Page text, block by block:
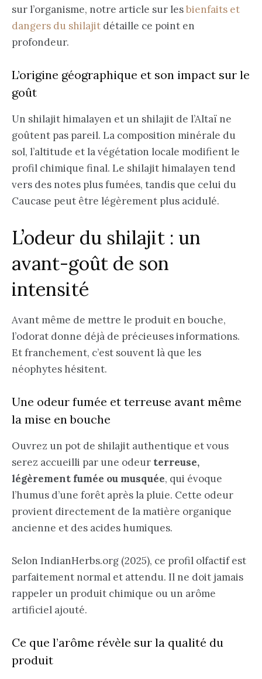
sur l’organisme, notre article sur lesbienfaits et
dangers du shilajit détaille ce point en
profondeur.
L’origine géographique et son impact sur le
goût
Un shilajit himalayen et un shilajit de l’Altaï ne
goûtent pas pareil. La composition minérale du
sol, l’altitude et la végétation locale modifient le
profil chimique final. Le shilajit himalayen tend
vers des notes plus fumées, tandis que celui du
Caucase peut être légèrement plus acidulé.
L’odeur du shilajit : un
avant-goût de son
intensité
Avant même de mettre le produit en bouche,
l’odorat donne déjà de précieuses informations.
Et franchement, c’est souvent là que les
néophytes hésitent.
Une odeur fumée et terreuse avant même
la mise en bouche
Ouvrez un pot de shilajit authentique et vous
serez accueilli par une odeur terreuse,
légèrement fumée ou musquée, qui évoque
l’humus d’une forêt après la pluie. Cette odeur
provient directement de la matière organique
ancienne et des acides humiques.
Selon IndianHerbs.org (2025), ce profil olfactif est
parfaitement normal et attendu. Il ne doit jamais
rappeler un produit chimique ou un arôme
artificiel ajouté.
Ce que l’arôme révèle sur la qualité du
produit